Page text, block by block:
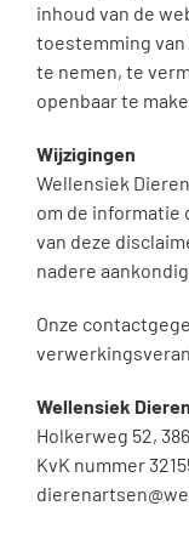
inhoud van de
toestemming
te nemen, te
openbaar te
Wijzigingen
Wellensiek
om de informatie
van deze
nadere
Onze
Wellensiek
Holkerweg 52,
KvK nummer